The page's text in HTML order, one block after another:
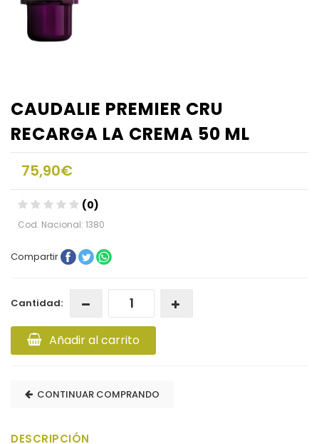
CAUDALIE PREMIER CRU
RECARGA LA CREMA 50 ML
75,90€
(0)
Cod. Nacional: 1380
Compartir
Cantidad:
Añadir al carrito
CONTINUAR COMPRANDO
DESCRIPCIÓN